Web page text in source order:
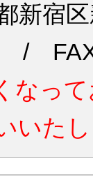
新宿
/
なっ
いた